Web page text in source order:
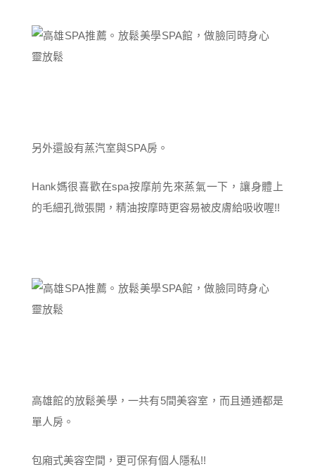
另外還設有蒸汽室與SPA房。
Hank媽很喜歡在spa按摩前先來蒸氣一下，讓身體上
的毛細孔微張開，精油按摩時更容易被皮膚給吸收喔!!
高雄館的放鬆美學，一共有5間美容室，而且通通都是
單人房。
包廂式美容空間，更可保有個人隱私!!